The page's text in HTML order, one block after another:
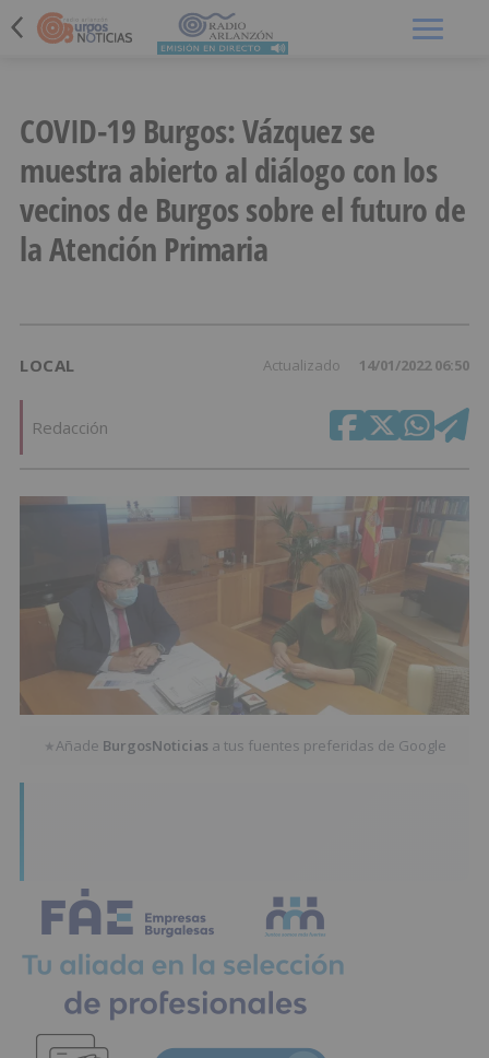
COVID-19 Burgos: Vázquez se
muestra abierto al diálogo con los
vecinos de Burgos sobre el futuro de
la Atención Primaria
LOCAL Actualizado 14/01/2022 06:50
Redacción
★Añade BurgosNoticias a tus fuentes preferidas de Google